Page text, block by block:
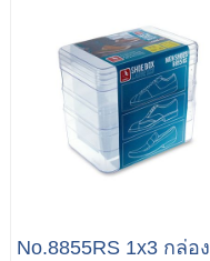
No.8855RS 1x3 กล่อง